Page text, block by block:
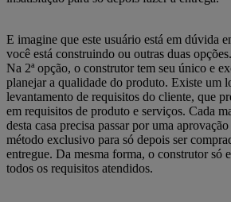
E imagine que este usuário está em dúvida
você está construindo ou outras duas opções.
Na 2ª opção, o construtor tem seu único e
planejar a qualidade do produto. Existe um
levantamento de requisitos do cliente, que
em requisitos de produto e serviços. Cada
desta casa precisa passar por uma
método exclusivo para só depois ser
entregue. Da mesma forma, o construtor só
todos os requisitos atendidos.